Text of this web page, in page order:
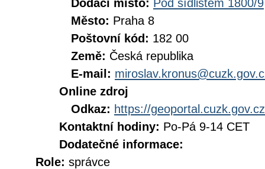
Dodací místo: Pod sídlištěm 1800/9
Město: Praha 8
Poštovní kód: 182 00
Země: Česká republika
E-mail:
Online zdroj
Odkaz: https://geoportal.cuzk.gov.cz
Kontaktní hodiny: Po-Pá 9-14 CET
Dodatečné informace:
Role: správce